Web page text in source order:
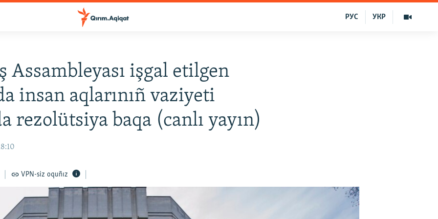
УКР
РУС
Assambleyası işgal etilgen
insan aqlarınıñ vaziyeti
rezolütsiya baqa (canlı yayın)
VPN-siz oquñız